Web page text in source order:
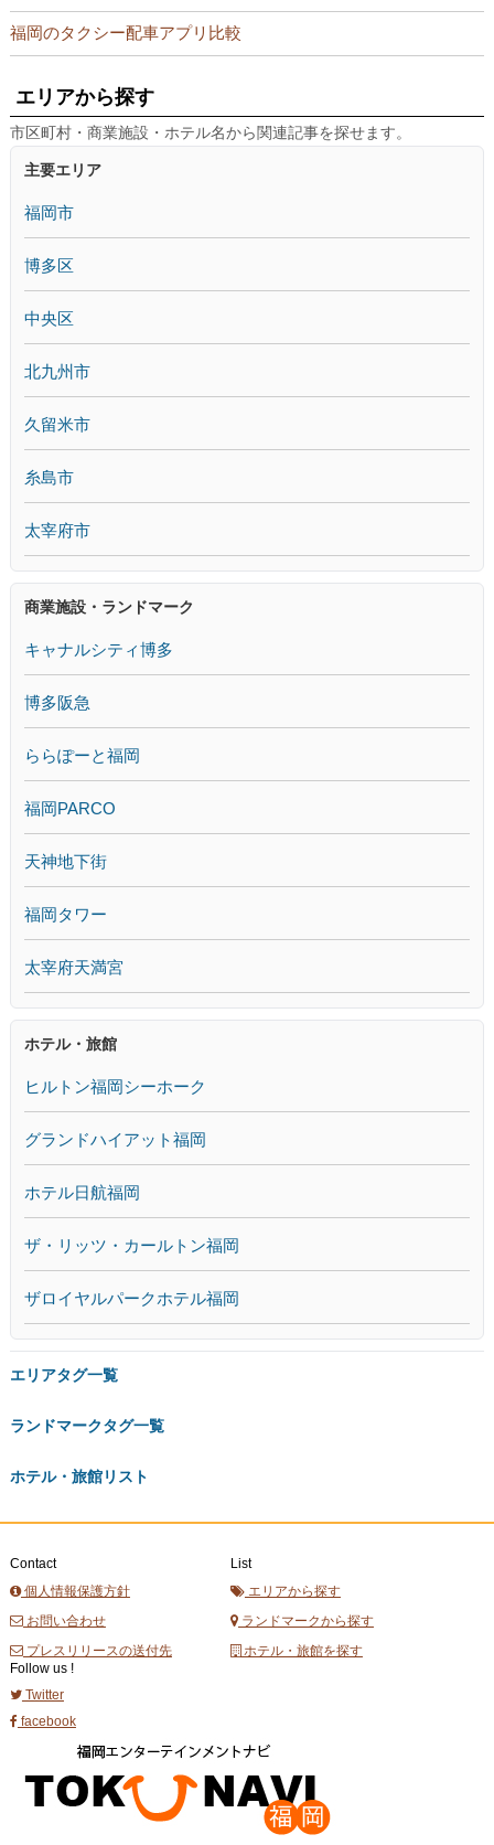
福岡のタクシー配車アプリ比較
エリアから探す
市区町村・商業施設・ホテル名から関連記事を探せます。
主要エリア
福岡市
博多区
中央区
北九州市
久留米市
糸島市
太宰府市
商業施設・ランドマーク
キャナルシティ博多
博多阪急
ららぽーと福岡
福岡PARCO
天神地下街
福岡タワー
太宰府天満宮
ホテル・旅館
ヒルトン福岡シーホーク
グランドハイアット福岡
ホテル日航福岡
ザ・リッツ・カールトン福岡
ザロイヤルパークホテル福岡
エリアタグ一覧
ランドマークタグ一覧
ホテル・旅館リスト
Contact
個人情報保護方針
お問い合わせ
プレスリリースの送付先
List
エリアから探す
ランドマークから探す
ホテル・旅館を探す
Follow us !
Twitter
facebook